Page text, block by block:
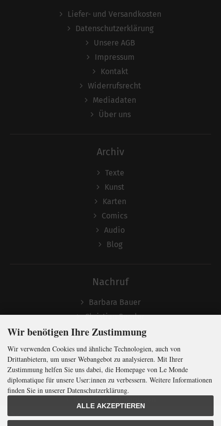
Liefer- und Versandkosten
Datenschutzerklärung
Unsere AGB
Impressum
Kontakt
Widerrufsrecht
Mediadaten
Über uns
Archiv
Texte
Kunst
Karten
Comics
Audio
Blog
Nachruf
Barbara Bauer
Christian Semler
Folgen
Wir benötigen Ihre Zustimmung
Wir verwenden Cookies und ähnliche Technologien, auch von
Drittanbietern, um unser Webangebot zu analysieren. Mit Ihrer
Zustimmung helfen Sie uns dabei, die Homepage von Le Monde
diplomatique für unsere User:innen zu verbessern. Weitere Informationen
finden Sie in unserer Datenschutzerklärung.
ALLE AKZEPTIEREN